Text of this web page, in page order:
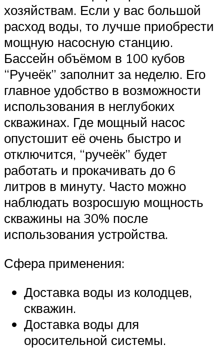
хозяйствам. Если у вас большой
расход воды, то лучше приобрести
мощную насосную станцию.
Бассейн объёмом в 100 кубов
“Ручеёк” заполнит за неделю. Его
главное удобство в возможности
использования в неглубоких
скважинах. Где мощный насос
опустошит её очень быстро и
отключится, “ручеёк” будет
работать и прокачивать до 6
литров в минуту. Часто можно
наблюдать возросшую мощность
скважины на 30% после
использования устройства.
Сфера применения:
Доставка воды из колодцев,
скважин.
Доставка воды для
оросительной системы.